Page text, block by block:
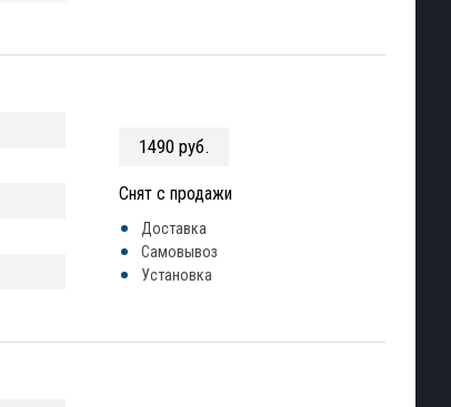
1490 руб.
Снят с продажи
Доставка
Самовывоз
Установка